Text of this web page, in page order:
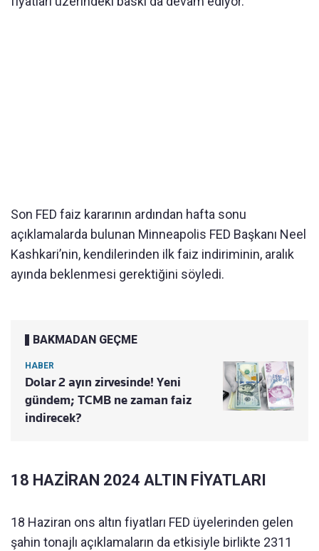
Son FED faiz kararının ardından hafta sonu
açıklamalarda bulunan Minneapolis FED Başkanı Neel
Kashkari’nin, kendilerinden ilk faiz indiriminin, aralık
ayında beklenmesi gerektiğini söyledi.
BAKMADAN GEÇME
HABER
Dolar 2 ayın zirvesinde! Yeni
gündem; TCMB ne zaman faiz
indirecek?
18 HAZİRAN 2024 ALTIN FİYATLARI
18 Haziran ons altın fiyatları FED üyelerinden gelen
şahin tonajlı açıklamaların da etkisiyle birlikte 2311